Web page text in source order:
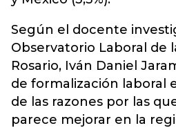
Según el docente
Observatorio Laboral de
Rosario, Iván Daniel
de formalización laboral
de las razones por las
parece mejorar en la